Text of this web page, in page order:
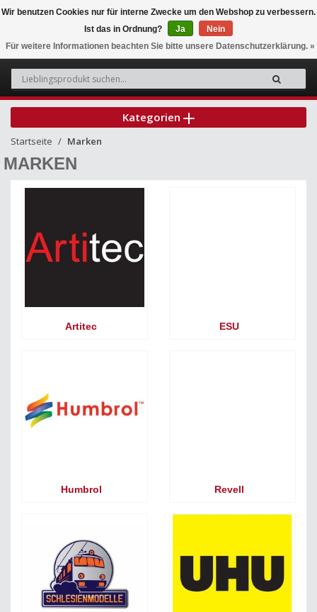
0
Kategorien
Startseite Marken
MARKEN
Artitec ESU
Humbrol Revell
Wir benutzen Cookies nur für interne Zwecke um den Webshop zu verbessern.
Ist das in Ordnung?
Ja
Nein
Für weitere Informationen beachten Sie bitte unsere Datenschutzerklärung. »